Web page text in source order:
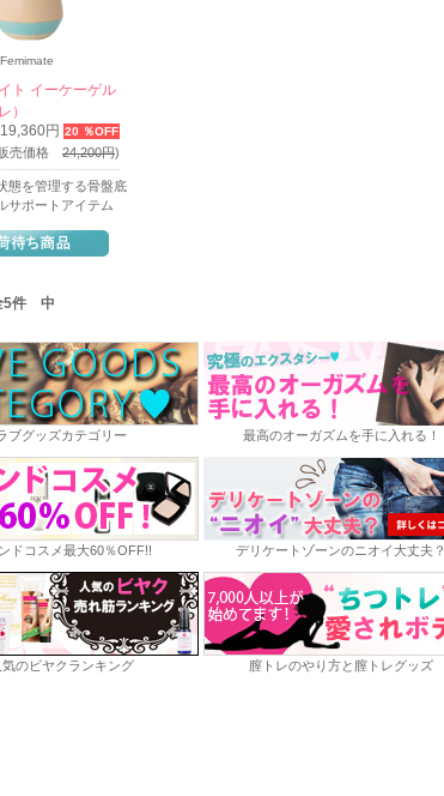
Femimate
ト イーケーゲル
）
19,360円 20 ％OFF
売価格 24,200円)
態を管理する骨盤底
サポートアイテム
5件 中
ブグッズカテゴリー 最高のオーガズムを手に入れる！
ドコスメ最大60％OFF!! デリケートゾーンのニオイ大丈夫？
のビヤクランキング 膣トレのやり方と膣トレグッズ